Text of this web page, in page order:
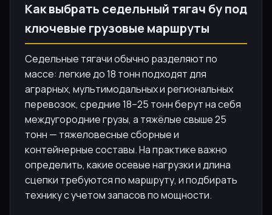
Как выбрать седельный тягач бу под
ключевые грузовые маршруты
Седельные тягачи обычно разделяют по
массе: легкие до 18 тонн подходят для
аграрных, мультимодальных и региональных
перевозок, средние 18–25 тонн берут на себя
междугородние грузы, а тяжёлые свыше 25
тонн — тяжеловесные сборные и
контейнерные составы. На практике важно
определить, какие осевые нагрузки и длина
сцепки требуются по маршруту, и подбирать
технику с учетом запасов по мощности.